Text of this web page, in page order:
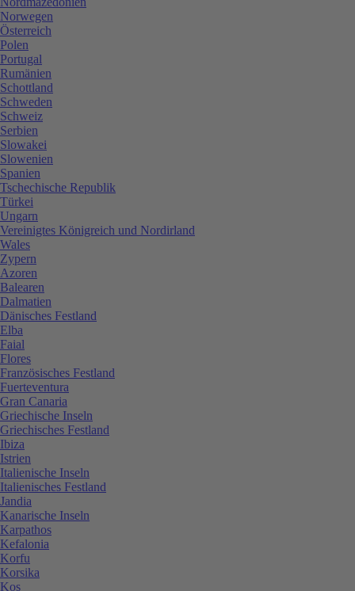
Norwegen
Österreich
Polen
Portugal
Rumänien
Schottland
Schweden
Schweiz
Serbien
Slowakei
Slowenien
Spanien
Tschechische Republik
Türkei
Ungarn
Vereinigtes Königreich und Nordirland
Wales
Zypern
Azoren
Balearen
Dalmatien
Dänisches Festland
Elba
Faial
Flores
Französisches Festland
Fuerteventura
Gran Canaria
Griechische Inseln
Griechisches Festland
Ibiza
Istrien
Italienische Inseln
Italienisches Festland
Jandia
Kanarische Inseln
Karpathos
Kefalonia
Korfu
Korsika
Kos